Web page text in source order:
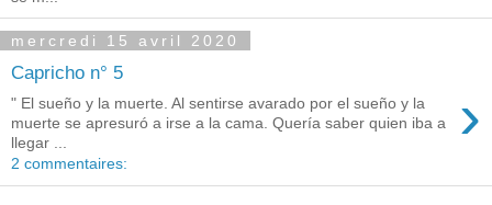
mercredi 15 avril 2020
Capricho n° 5
›
" El sueño y la muerte. Al sentirse avarado por el sueño y la
muerte se apresuró a irse a la cama. Quería saber quien iba a
llegar ...
2 commentaires: